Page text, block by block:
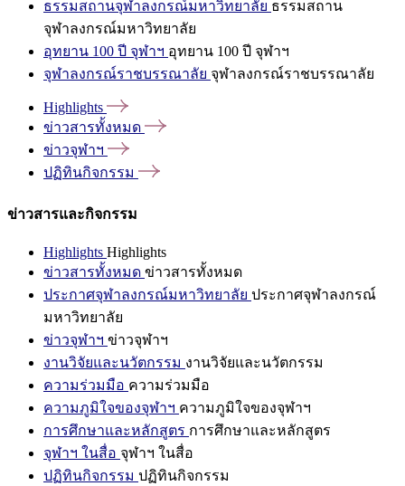
ธรรมสถานจุฬาลงกรณ์มหาวิทยาลัย ธรรมสถาน
จุฬาลงกรณ์มหาวิทยาลัย
อุทยาน 100 ปี จุฬาฯ อุทยาน 100 ปี จุฬาฯ
จุฬาลงกรณ์ราชบรรณาลัย จุฬาลงกรณ์ราชบรรณาลัย
Highlights
ข่าวสารทั้งหมด
ข่าวจุฬาฯ
ปฏิทินกิจกรรม
ข่าวสารและกิจกรรม
Highlights Highlights
ข่าวสารทั้งหมด ข่าวสารทั้งหมด
ประกาศจุฬาลงกรณ์มหาวิทยาลัย ประกาศจุฬาลงกรณ์
มหาวิทยาลัย
ข่าวจุฬาฯ ข่าวจุฬาฯ
งานวิจัยและนวัตกรรม งานวิจัยและนวัตกรรม
ความร่วมมือ ความร่วมมือ
ความภูมิใจของจุฬาฯ ความภูมิใจของจุฬาฯ
การศึกษาและหลักสูตร การศึกษาและหลักสูตร
จุฬาฯ ในสื่อ จุฬาฯ ในสื่อ
ปฏิทินกิจกรรม ปฏิทินกิจกรรม